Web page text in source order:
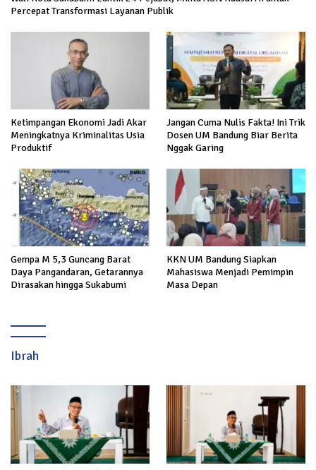
Percepat Transformasi Layanan Publik
Ketimpangan Ekonomi Jadi Akar
Meningkatnya Kriminalitas Usia
Produktif
Jangan Cuma Nulis Fakta! Ini Trik
Dosen UM Bandung Biar Berita
Nggak Garing
Gempa M 5,3 Guncang Barat
Daya Pangandaran, Getarannya
Dirasakan hingga Sukabumi
KKN UM Bandung Siapkan
Mahasiswa Menjadi Pemimpin
Masa Depan
Ibrah